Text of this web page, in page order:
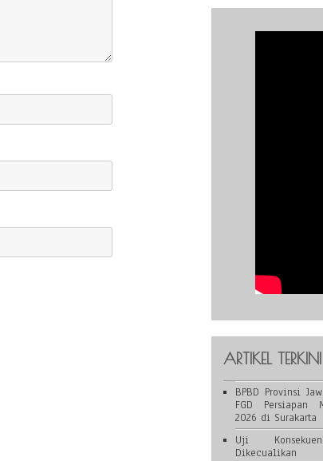
ARTIKEL TERKINI
BPBD Provinsi
FGD Persiapan
2026 di Surakarta
Uji
Dikecualikan